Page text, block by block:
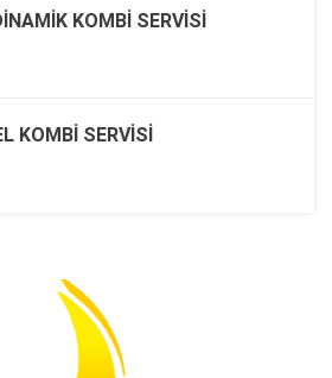
KOMBI SERVISI
KOMBI SERVISI